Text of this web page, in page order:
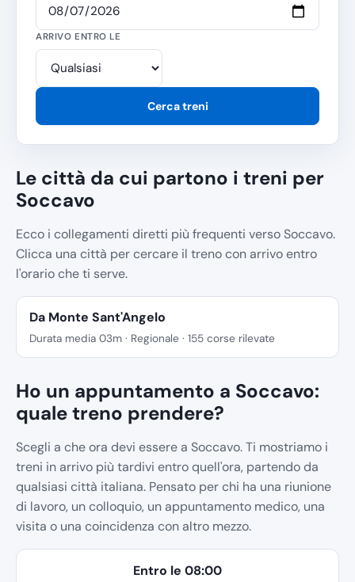
ARRIVO ENTRO LE
Cerca treni
Le città da cui partono i treni per
Soccavo
Ecco i collegamenti diretti più frequenti verso Soccavo.
Clicca una città per cercare il treno con arrivo entro
l'orario che ti serve.
Da Monte Sant'Angelo
Durata media 03m · Regionale · 155 corse rilevate
Ho un appuntamento a Soccavo:
quale treno prendere?
Scegli a che ora devi essere a Soccavo. Ti mostriamo i
treni in arrivo più tardivi entro quell'ora, partendo da
qualsiasi città italiana. Pensato per chi ha una riunione
di lavoro, un colloquio, un appuntamento medico, una
visita o una coincidenza con altro mezzo.
Entro le 08:00